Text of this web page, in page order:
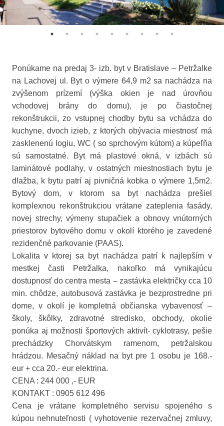
Ponúkame na predaj 3- izb. byt v Bratislave – Petržalke
na Lachovej ul. Byt o výmere 64,9 m2 sa nachádza na
zvýšenom prízemí (výška okien je nad úrovňou
vchodovej brány do domu), je po čiastočnej
rekonštrukcii, zo vstupnej chodby bytu sa vchádza do
kuchyne, dvoch izieb, z ktorých obývacia miestnosť má
zasklenenú logiu, WC ( so sprchovým kútom) a kúpeľňa
sú samostatné. Byt má plastové okná, v izbách sú
laminátové podlahy, v ostatných miestnostiach bytu je
dlažba, k bytu patrí aj pivničná kobka o výmere 1,5m2.
Bytový dom, v ktorom sa byt nachádza prešiel
komplexnou rekonštrukciou vrátane zateplenia fasády,
novej strechy, výmeny stupačiek a obnovy vnútorných
priestorov bytového domu v okolí ktorého je zavedené
rezidenčné parkovanie (PAAS).
Lokalita v ktorej sa byt nachádza patrí k najlepším v
mestkej časti Petržalka, nakoľko má vynikajúcu
dostupnosť do centra mesta – zastávka električky cca 10
min. chôdze, autobusová zastávka je bezprostredne pri
dome, v okolí je kompletná občianska vybavenosť –
školy, škôlky, zdravotné stredisko, obchody, okolie
ponúka aj možnosti športových aktivít- cyklotrasy, pešie
prechádzky Chorvátskym ramenom, petržalskou
hrádzou. Mesačný náklad na byt pre 1 osobu je 168.-
eur + cca 20.- eur elektrina.
CENA : 244 000 ,- EUR
KONTAKT : 0905 612 496
Cena je vrátane kompletného servisu spojeného s
kúpou nehnuteľnosti ( vyhotovenie rezervačnej zmluvy,